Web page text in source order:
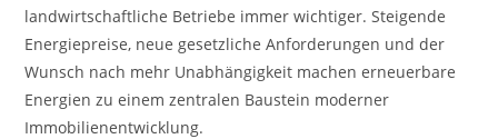
landwirtschaftliche Betriebe immer wichtiger. Steigende
Energiepreise, neue gesetzliche Anforderungen und der
Wunsch nach mehr Unabhängigkeit machen erneuerbare
Energien zu einem zentralen Baustein moderner
Immobilienentwicklung.